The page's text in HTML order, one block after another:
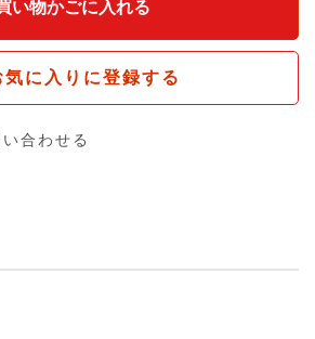
気に入りに登録する
合わせる